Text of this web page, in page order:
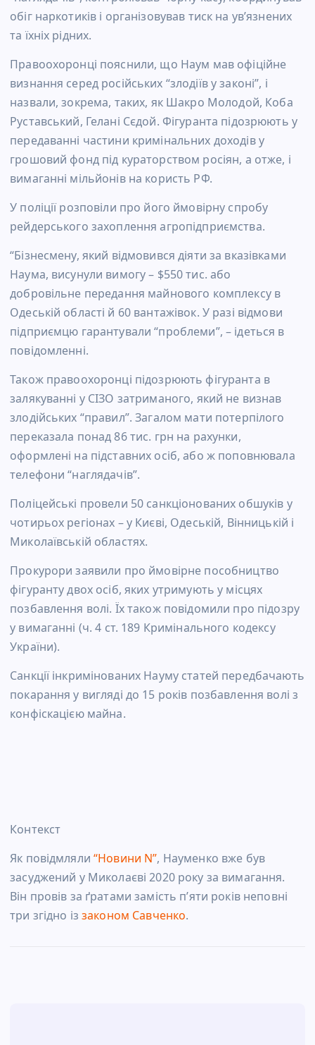
обіг наркотиків і організовував тиск на ув’язнених
та їхніх рідних.
Правоохоронці пояснили, що Наум мав офіційне
визнання серед російських “злодіїв у законі”, і
назвали, зокрема, таких, як Шакро Молодой, Коба
Руставський, Гелані Сєдой. Фігуранта підозрюють у
передаванні частини кримінальних доходів у
грошовий фонд під кураторством росіян, а отже, і
вимаганні мільйонів на користь РФ.
У поліції розповіли про його ймовірну спробу
рейдерського захоплення агропідприємства.
“Бізнесмену, який відмовився діяти за вказівками
Наума, висунули вимогу – $550 тис. або
добровільне передання майнового комплексу в
Одеській області й 60 вантажівок. У разі відмови
підприємцю гарантували “проблеми”, – ідеться в
повідомленні.
Також правоохоронці підозрюють фігуранта в
залякуванні у СІЗО затриманого, який не визнав
злодійських “правил”. Загалом мати потерпілого
переказала понад 86 тис. грн на рахунки,
оформлені на підставних осіб, або ж поповнювала
телефони “наглядачів”.
Поліцейські провели 50 санкціонованих обшуків у
чотирьох регіонах – у Києві, Одеській, Вінницькій і
Миколаївській областях.
Прокурори заявили про ймовірне пособництво
фігуранту двох осіб, яких утримують у місцях
позбавлення волі. Їх також повідомили про підозру
у вимаганні (ч. 4 ст. 189 Кримінального кодексу
України).
Санкції інкримінованих Науму статей передбачають
покарання у вигляді до 15 років позбавлення волі з
конфіскацією майна.
Контекст
Як повідмляли“Новини N”, Науменко вже був
засуджений у Миколаєві 2020 року за вимагання.
Він провів за ґратами замість п’яти років неповні
три згідно іззаконом Савченко.